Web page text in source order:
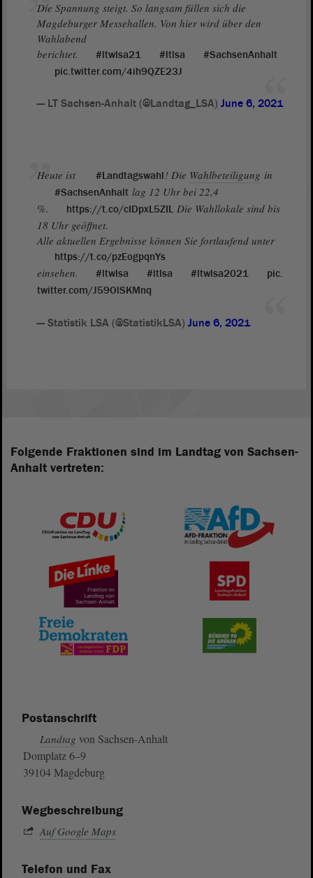
Die Spannung steigt. So langsam füllen sich die
Magdeburger Messehallen. Von hier wird über den
Wahlabend
berichtet.
#ltwlsa21 #ltlsa
#SachsenAnhalt
pic.twitter.com/4ih9QZE23J
— LT Sachsen-Anhalt (@Landtag_LSA) June 6, 2021
Heute ist #Landtagswahl! Die Wahlbeteiligung in
#SachsenAnhalt lag 12 Uhr bei 22,4
%.
https://t.co/cIDpxL5ZIL Die Wahllokale sind bis
18 Uhr geöffnet.
Alle aktuellen Ergebnisse können Sie fortlaufend unter
https://t.co/pzEogpqnYs
einsehen. #ltwlsa #ltlsa #ltwlsa2021
pic.
twitter.com/J59OlSKMnq
— Statistik LSA (@StatistikLSA) June 6, 2021
Folgende Fraktionen sind im Landtag von Sachsen-
Anhalt vertreten:
Postanschrift
Landtag von Sachsen-Anhalt
Domplatz 6–9
39104 Magdeburg
Wegbeschreibung
Auf Google Maps
Telefon und Fax